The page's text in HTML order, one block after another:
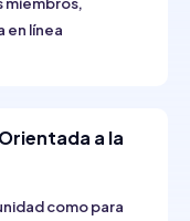
en línea
a la
como para